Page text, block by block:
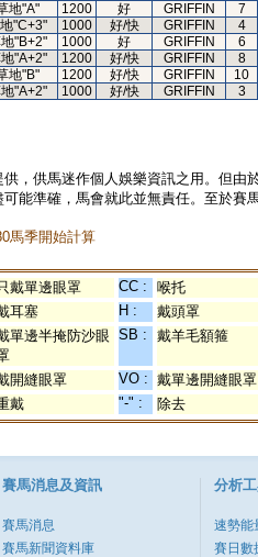
地"A" 1200 好 GRIFFIN
7
"C+3" 1000 好/快 GRIFFIN
4
"B+2" 1000 好 GRIFFIN
6
"A+2" 1200 好/快 GRIFFIN
8
地"B" 1200 好/快 GRIFFIN
10
"A+2" 1000 好/快 GRIFFIN 3
，供馬迷作個人娛樂資訊之用。但
能準確，馬會就此並無責任。至於賽
馬季開始計算
戴單邊眼罩 CC :
喉托
耳塞 H :
戴頭罩
單邊半掩防沙眼 SB : 戴羊毛額箍
開縫眼罩 VO : 戴單邊開縫眼罩
戴 "-" : 除去
賽馬消息及資訊
賽馬消息
賽馬新聞資料庫
分析
速勢能
賽日數